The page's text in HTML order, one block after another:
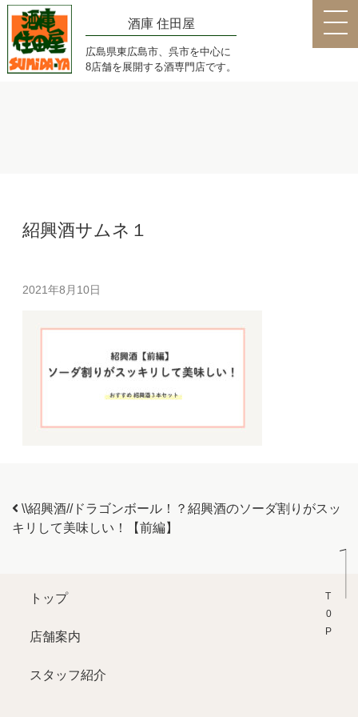
酒庫 住田屋
広島県東広島市、呉市を中心に
8店舗を展開する酒専門店です。
紹興酒サムネ１
2021年8月10日
投稿ナビゲーション
\\紹興酒//ドラゴンボール！？紹興酒のソーダ割りがスッ
キリして美味しい！【前編】
T0P
トップ
店舗案内
スタッフ紹介